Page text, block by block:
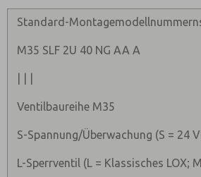
Standard-
M35 SLF 2U 40 NG AA A
Ventilbaureihe M35
S-Spannung/Überwachung (S = 24
L-Sperrventil (L = Klassisches LOX;